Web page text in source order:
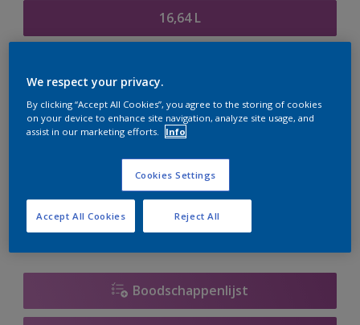
16,64 L
te bestellen. Houd de website in de gaten, we werken
er hard aan om de voorraad aan te vullen.
Boodschappenlijst
We respect your privacy.
By clicking “Accept All Cookies”, you agree to the storing of cookies
on your device to enhance site navigation, analyze site usage, and
assist in our marketing efforts.
Info
Cookies Settings
Reject All
Accept All Cookies